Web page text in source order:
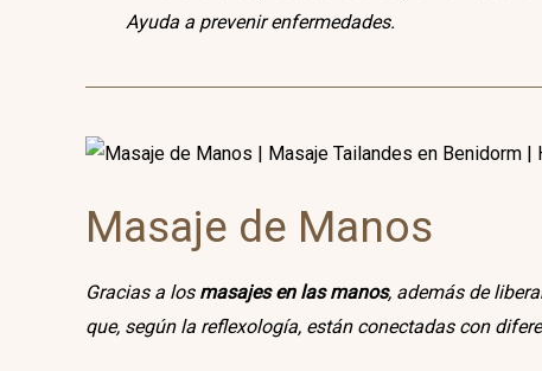
Ayuda a prevenir enfermedades.
Masaje de Manos
Gracias a los masajes en las manos, además de
que, según la reflexología, están conectadas con